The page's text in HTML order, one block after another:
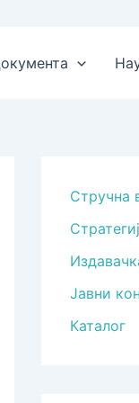
Стручна
Јавни
Каталог